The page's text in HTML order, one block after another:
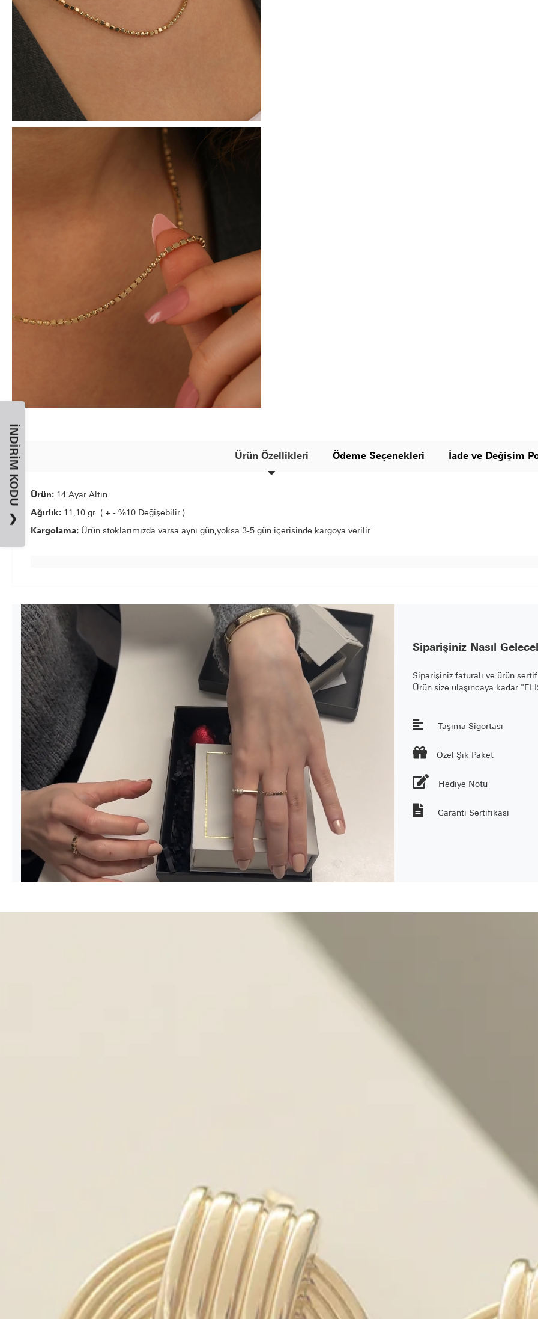
Ürün Özellikleri Ödeme Seçenekleri İade ve Değişim
Ürün: 14 Ayar Altın
Ağırlık: 11,10 gr ( + - %10 Değişebilir )
Kargolama: Ürün stoklarımızda varsa aynı gün,yoksa 3-5 gün içerisinde kargoya verilir
Siparişiniz Nasıl
Siparişiniz faturalı ve ürün
Ürün size ulaşıncaya kadar
Taşıma Sigortası
 Özel Şık Paket
Hediye Notu
Garanti Sertifikası
İNDIRIM KODU
❯